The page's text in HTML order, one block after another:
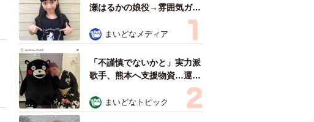
瀬はるかの娘役→雰囲気ガラ
リの18歳に成長 「メイクで
雰囲気が」「宝塚に入れそ
う」
まいどなメディア
「不謹慎でないかと」実力派
歌手、熊本へ支援物資…運搬
トラックの車体デザインにた
めらい 「痛いほど伝わる」
「行動され立派」
まいどなトピック